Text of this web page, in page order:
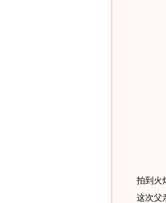
拍到火
这次父